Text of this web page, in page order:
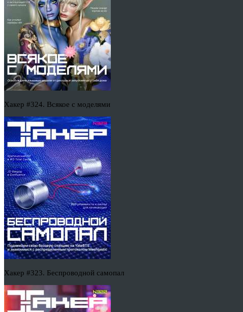
Хакер #324. Всякое с моделями
Хакер #323. Беспроводной самопал